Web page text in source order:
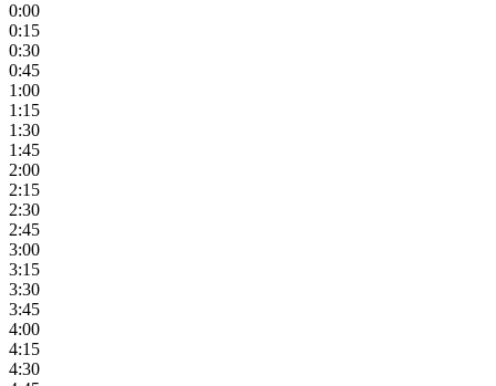
0:00
0:15
0:30
0:45
1:00
1:15
1:30
1:45
2:00
2:15
2:30
2:45
3:00
3:15
3:30
3:45
4:00
4:15
4:30